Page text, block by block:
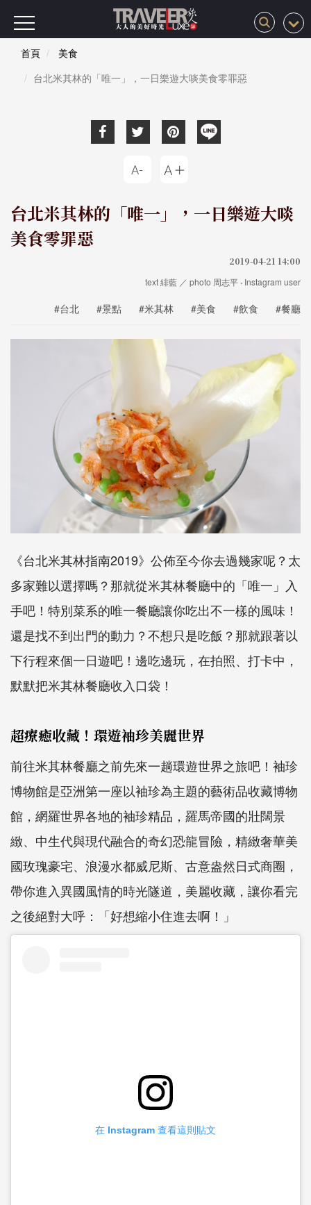
首頁
美食
台北米其林的「唯一」，一日樂遊大啖美食零罪惡
台北米其林的「唯一」，一日樂遊大啖
美食零罪惡
2019-04-21 14:00
text 緋藍 ／ photo 周志平 ‧ Instagram user
#台北 #景點 #米其林 #美食 #飲食 #餐廳
《台北米其林指南2019》公佈至今你去過幾家呢？太
多家難以選擇嗎？那就從米其林餐廳中的「唯一」入
手吧！特別菜系的唯一餐廳讓你吃出不一樣的風味！
還是找不到出門的動力？不想只是吃飯？那就跟著以
下行程來個一日遊吧！邊吃邊玩，在拍照、打卡中，
默默把米其林餐廳收入口袋！
超療癒收藏！環遊袖珍美麗世界
前往米其林餐廳之前先來一趟環遊世界之旅吧！袖珍
博物館是亞洲第一座以袖珍為主題的藝術品收藏博物
館，網羅世界各地的袖珍精品，羅馬帝國的壯闊景
緻、中生代與現代融合的奇幻恐龍冒險，精緻奢華美
國玫瑰豪宅、浪漫水都威尼斯、古意盎然日式商圈，
帶你進入異國風情的時光隧道，美麗收藏，讓你看完
之後絕對大呼：「好想縮小住進去啊！」
在 Instagram 查看這則貼文